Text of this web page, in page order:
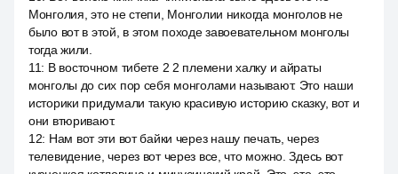
Монголия, это не степи, Монголии никогда монголов не
было вот в этой, в этом походе завоевательном монголы
тогда жили.
11: В восточном тибете 2 2 племени халку и айраты
монголы до сих пор себя монголами называют. Это наши
историки придумали такую красивую историю сказку, вот и
они втюривают.
12: Нам вот эти вот байки через нашу печать, через
телевидение, через вот через все, что можно. Здесь вот